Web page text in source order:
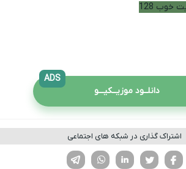
خوب 128
دانلــود موزیــکیـــو
ADS
اشتراک گذاری در شبکه های اجتماعی
لینکدین تویتر
فیسوک